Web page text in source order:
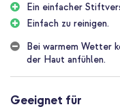
Weiches und
Dieses Silikonarmband
das sowohl weich als
sorgt dafür, dass sich
Schlafens geeignet.
Unbehagen.
Ein einfacher
Einfach zu reinigen.
Bei warmem Wetter
der Haut anfühlen.
Geeignet für